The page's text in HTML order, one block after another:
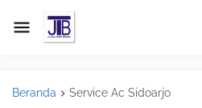
Beranda Service Ac Sidoarjo